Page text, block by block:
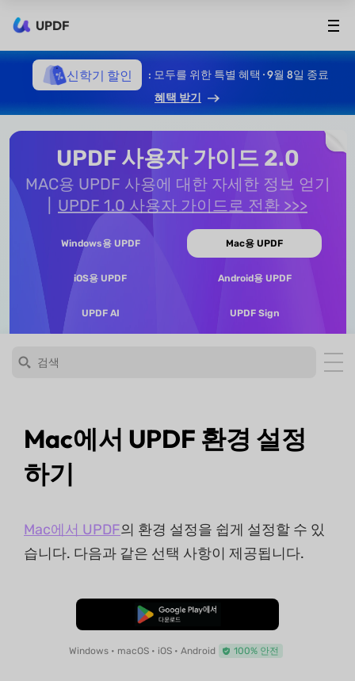
UPDF
신학기 할인
: 모두를 위한 특별 혜택 · 9월 8일 종료
혜택 받기
UPDF 사용자 가이드 2.0
MAC용 UPDF 사용에 대한 자세한 정보 얻기
UPDF 1.0 사용자 가이드로 전환 >>>
Windows용 UPDF Mac용 UPDF
iOS용 UPDF Android용 UPDF
UPDF AI UPDF Sign
Mac에서 UPDF 환경 설정
하기
Mac에서 UPDF의 환경 설정을 쉽게 설정할 수 있
습니다. 다음과 같은 선택 사항이 제공됩니다.
무료로 다운로드
Windows • macOS • iOS • Android 100% 안전